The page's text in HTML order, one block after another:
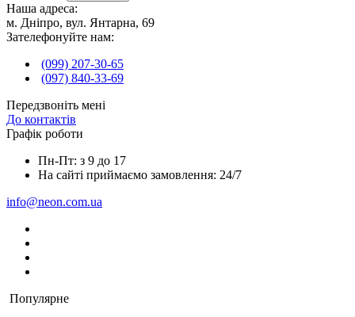
Наша адреса:
м. Дніпро, вул. Янтарна, 69
Зателефонуйте нам:
(099) 207-30-65
(097) 840-33-69
Передзвоніть мені
До контактів
Графік роботи
Пн-Пт: з 9 до 17
На сайті приймаємо замовлення: 24/7
info@neon.com.ua
Популярне